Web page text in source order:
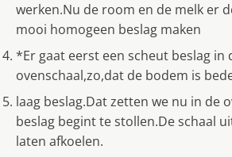
werken.Nu de room en de melk er
mooi homogeen beslag maken
*Er gaat eerst een scheut beslag in
ovenschaal,zo,dat de bodem is
laag beslag.Dat zetten we nu in de
beslag begint te stollen.De schaal
laten afkoelen.